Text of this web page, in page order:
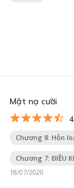
Mặt nạ cười
Chương 8: Hỗn
Chương 7: ĐIỀU
18/07/2020